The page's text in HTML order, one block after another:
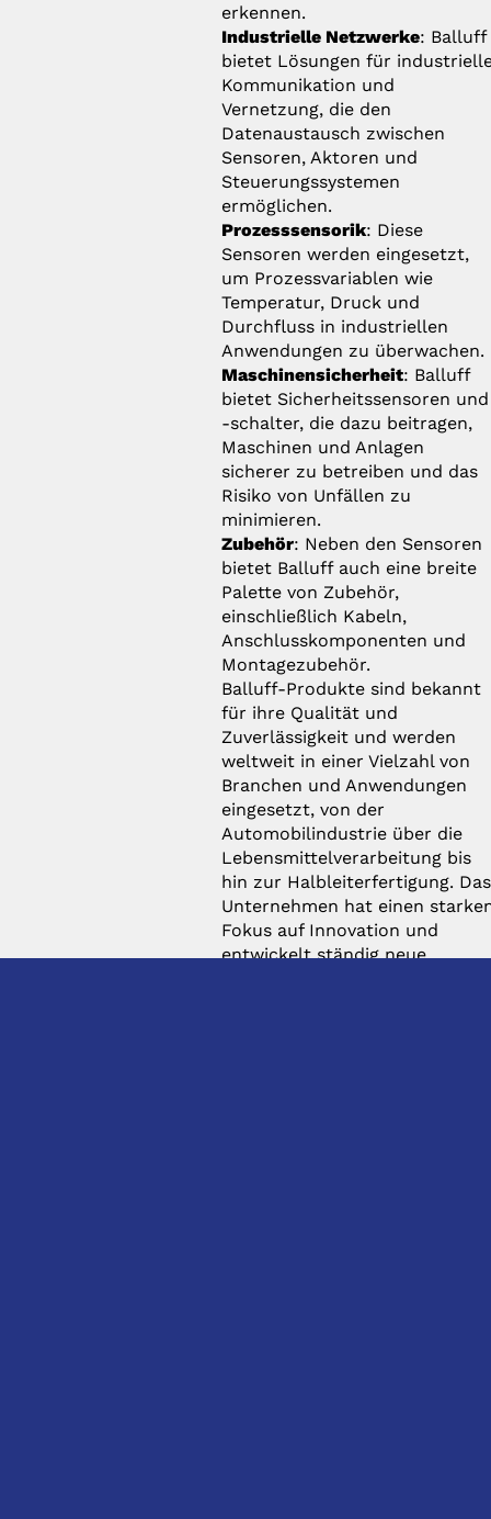
erkennen.
Industrielle Netzwerke: Balluff
bietet Lösungen für
Kommunikation und
Vernetzung, die den
Datenaustausch zwischen
Sensoren, Aktoren und
Steuerungssystemen
ermöglichen.
Prozesssensorik: Diese
Sensoren werden eingesetzt,
um Prozessvariablen wie
Temperatur, Druck und
Durchfluss in industriellen
Anwendungen zu überwachen.
Maschinensicherheit: Balluff
bietet Sicherheitssensoren und
-schalter, die dazu beitragen,
Maschinen und Anlagen
sicherer zu betreiben und das
Risiko von Unfällen zu
minimieren.
Zubehör: Neben den Sensoren
bietet Balluff auch eine breite
Palette von Zubehör,
einschließlich Kabeln,
Anschlusskomponenten und
Montagezubehör.
Balluff-Produkte sind bekannt
für ihre Qualität und
Zuverlässigkeit und werden
weltweit in einer Vielzahl von
Branchen und Anwendungen
eingesetzt, von der
Automobilindustrie über die
Lebensmittelverarbeitung bis
hin zur Halbleiterfertigung. Das
Unternehmen hat einen
Fokus auf Innovation und
entwickelt ständig neue